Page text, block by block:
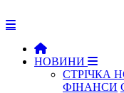
НОВИНИ
СТРІЧКА
ФІНАНСИ